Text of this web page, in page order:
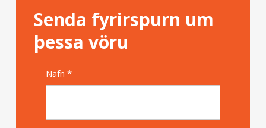
Senda fyrirspurn um
þessa vöru
Nafn *